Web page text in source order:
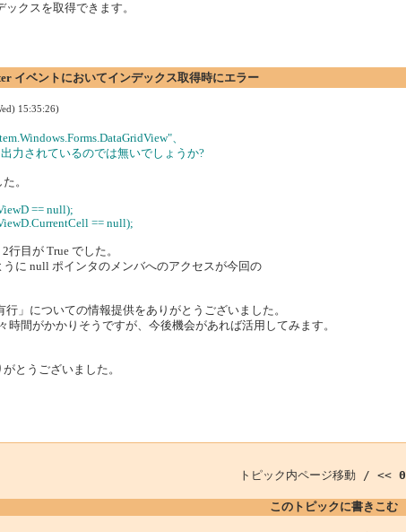
クスを取得できます。
イベントにおいてインデックス取得時にエラー
15:35:26)
、
力されているのでは無いでしょうか?
。
== null);
== null);
行目が True でした。
に null ポインタのメンバへのアクセスが今回の
行」についての情報提供をありがとうございました。
時間がかかりそうですが、今後機会があれば活用してみます。
とうございました。
トピック内ページ移動 / << 0
このトピックに書きこむ